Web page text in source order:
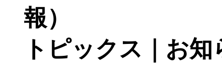
報）
トピックス｜お知